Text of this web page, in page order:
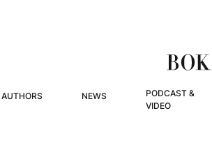
AUTHORS NEWS
PODCAST &
VIDEO